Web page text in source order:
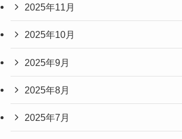
2025年11月
2025年10月
2025年9月
2025年8月
2025年7月